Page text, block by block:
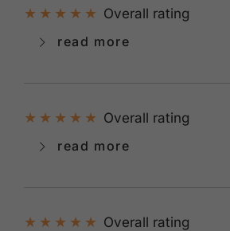
Overall rating
read more
Overall rating
read more
Overall rating